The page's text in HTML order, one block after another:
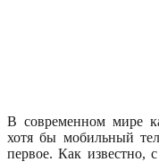
В современном мире
хотя бы мобильный
первое. Как известно,